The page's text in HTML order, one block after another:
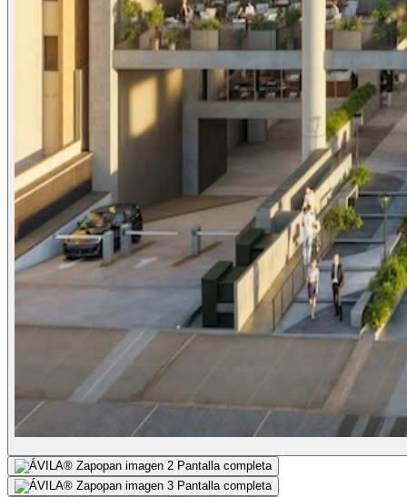
Pantalla completa
Pantalla completa